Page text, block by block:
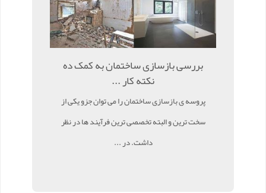
بررسی بازسازی ساختمان به کمک ده
نکته کار ...
پروسه ی بازسازی ساختمان را می توان جزو یکی از
سخت ترین و البته تخصصی ترین فرآیند ها در نظر
داشت. در ...